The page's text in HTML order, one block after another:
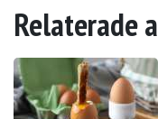
Relaterade